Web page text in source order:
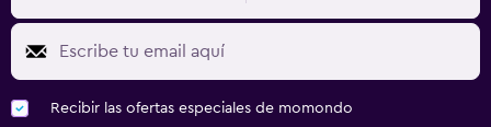
Recibir las ofertas especiales de momondo